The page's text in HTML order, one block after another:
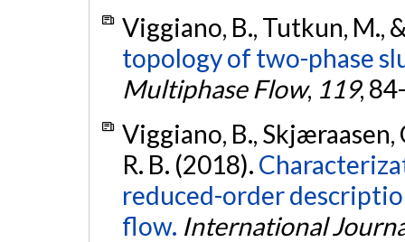
Viggiano, B., Tutkun, M.,
topology of two-phase
Multiphase Flow, 119,
Viggiano, B., Skjæraasen,
R. B. (2018).
reduced-order
flow. International